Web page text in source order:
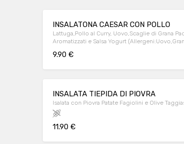
INSALATONA CAESAR CON POLLO
Lattuga,Pollo al Curry, Uovo,Scaglie di Grana
Aromatizzati e Salsa Yogurt
9.90 €
INSALATA TIEPIDA DI PIOVRA
Isalata con Piovra Patate Fagiolini e Olive
11.90 €